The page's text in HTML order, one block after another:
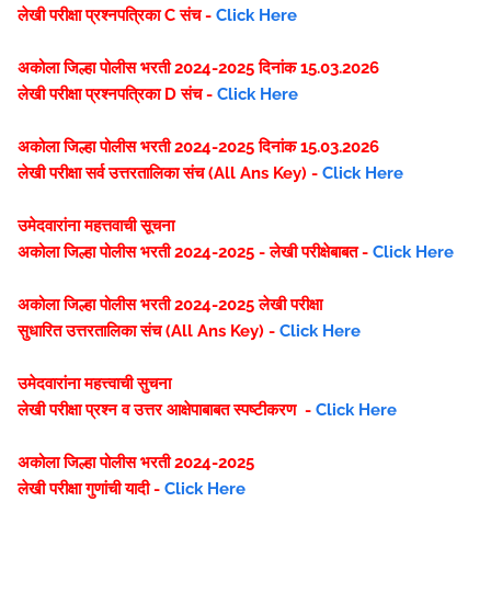
लेखी परीक्षा प्रश्नपत्रिका C संच - Click Here
अकोला जिल्हा पोलीस भरती 2024-2025 दिनांक 15.03.2026
लेखी परीक्षा प्रश्नपत्रिका D संच - Click Here
अकोला जिल्हा पोलीस भरती 2024-2025 दिनांक 15.03.2026
लेखी परीक्षा सर्व उत्तरतालिका संच (All Ans Key) - Click Here
उमेदवारांना महत्तवाची सूचना
अकोला जिल्हा पोलीस भरती 2024-2025 - लेखी परीक्षेबाबत - Click Here
अकोला जिल्हा पोलीस भरती 2024-2025 लेखी परीक्षा
सुधारित उत्तरतालिका संच (All Ans Key) - Click Here
उमेदवारांना महत्त्वाची सुचना
लेखी परीक्षा प्रश्न व उत्तर आक्षेपाबाबत स्पष्टीकरण - Click Here
अकोला जिल्हा पोलीस भरती 2024-2025
लेखी परीक्षा गुणांची यादी - Click Here